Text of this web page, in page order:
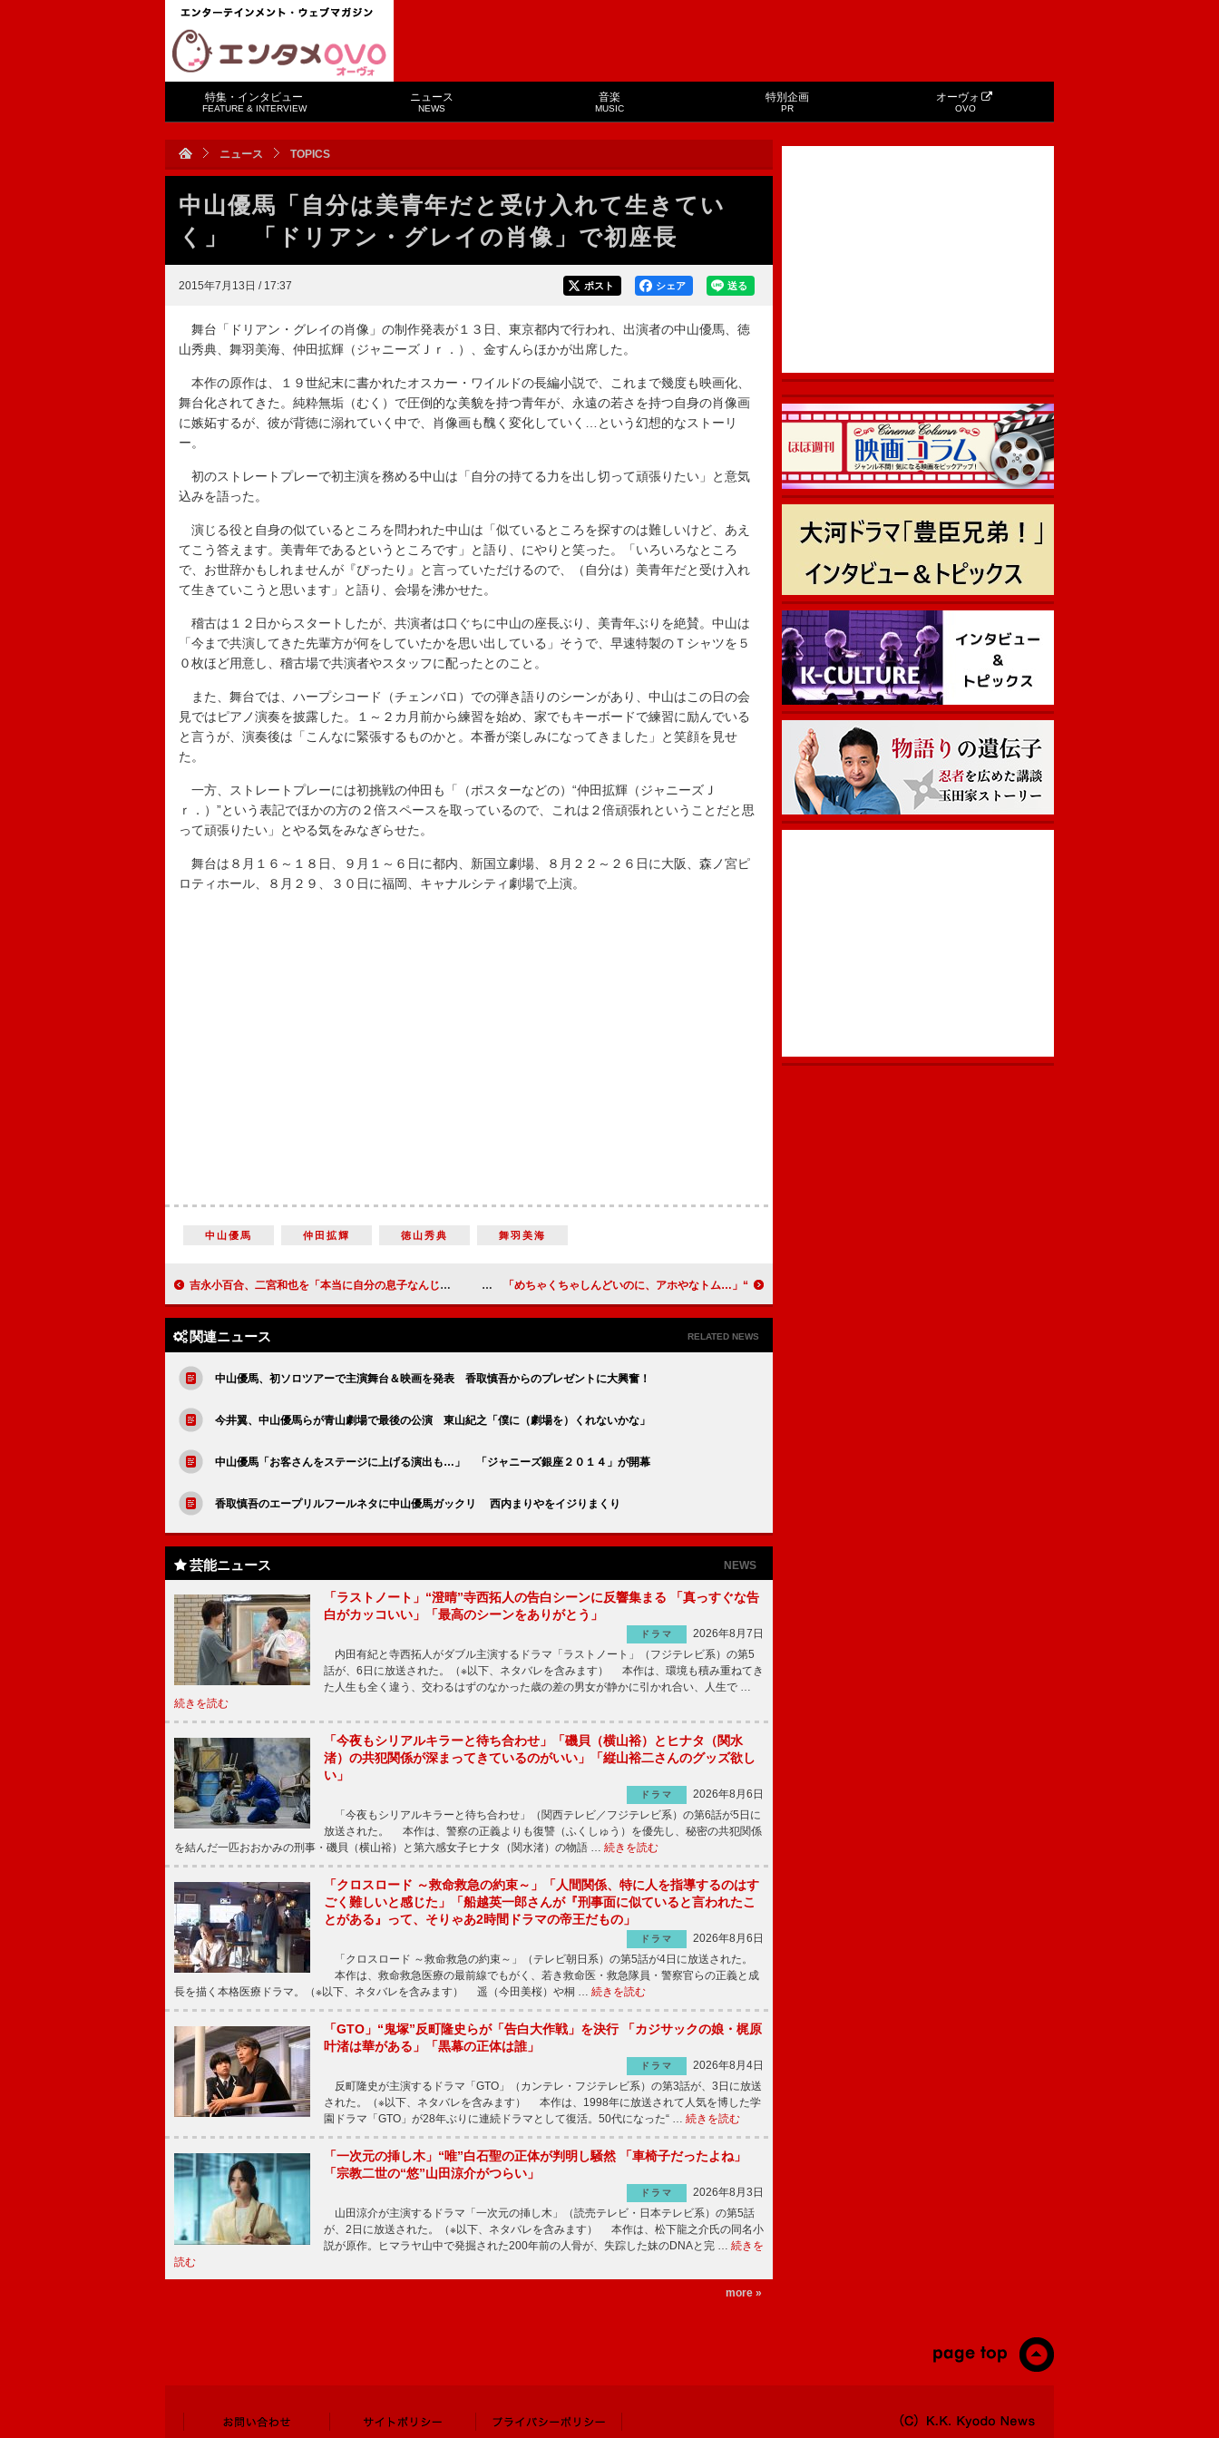
特集・インタビュー
FEATURE & INTERVIEW
ニュース
NEWS
音楽
MUSIC
特別企画
PR
オーヴォ
OVO
ニュース TOPICS
中山優馬「自分は美青年だと受け入れて生きてい
く」 「ドリアン・グレイの肖像」で初座長
2015年7月13日 / 17:37 送る
シェア
ポスト
舞台「ドリアン・グレイの肖像」の制作発表が１３日、東京都内で行われ、出演者の中山優馬、徳
山秀典、舞羽美海、仲田拡輝（ジャニーズＪｒ．）、金すんらほかが出席した。
本作の原作は、１９世紀末に書かれたオスカー・ワイルドの長編小説で、これまで幾度も映画化、
舞台化されてきた。純粋無垢（むく）で圧倒的な美貌を持つ青年が、永遠の若さを持つ自身の肖像画
に嫉妬するが、彼が背徳に溺れていく中で、肖像画も醜く変化していく…という幻想的なストーリ
ー。
初のストレートプレーで初主演を務める中山は「自分の持てる力を出し切って頑張りたい」と意気
込みを語った。
演じる役と自身の似ているところを問われた中山は「似ているところを探すのは難しいけど、あえ
てこう答えます。美青年であるというところです」と語り、にやりと笑った。「いろいろなところ
で、お世辞かもしれませんが『ぴったり』と言っていただけるので、（自分は）美青年だと受け入れ
て生きていこうと思います」と語り、会場を沸かせた。
稽古は１２日からスタートしたが、共演者は口ぐちに中山の座長ぶり、美青年ぶりを絶賛。中山は
「今まで共演してきた先輩方が何をしていたかを思い出している」そうで、早速特製のＴシャツを５
０枚ほど用意し、稽古場で共演者やスタッフに配ったとのこと。
また、舞台では、ハープシコード（チェンバロ）での弾き語りのシーンがあり、中山はこの日の会
見ではピアノ演奏を披露した。１～２カ月前から練習を始め、家でもキーボードで練習に励んでいる
と言うが、演奏後は「こんなに緊張するものかと。本番が楽しみになってきました」と笑顔を見せ
た。
一方、ストレートプレーには初挑戦の仲田も「（ポスターなどの）“仲田拡輝（ジャニーズＪ
ｒ．）”という表記でほかの方の２倍スペースを取っているので、これは２倍頑張れということだと思
って頑張りたい」とやる気をみなぎらせた。
舞台は８月１６～１８日、９月１～６日に都内、新国立劇場、８月２２～２６日に大阪、森ノ宮ピ
ロティホール、８月２９、３０日に福岡、キャナルシティ劇場で上演。
中山優馬 仲田拡輝 徳山秀典 舞羽美海
吉永小百合、二宮和也を「本当に自分の息子なんじゃないか」 山田監督「二人には時として恋人に見える甘さがある」 “ノースタント井上”トム・クルーズのアクションに挑戦 「めちゃくちゃしんどいのに、アホやなトム…」
関連ニュース RELATED NEWS
中山優馬、初ソロツアーで主演舞台＆映画を発表 香取慎吾からのプレゼントに大興奮！
今井翼、中山優馬らが青山劇場で最後の公演 東山紀之「僕に（劇場を）くれないかな」
中山優馬「お客さんをステージに上げる演出も…」 「ジャニーズ銀座２０１４」が開幕
香取慎吾のエープリルフールネタに中山優馬ガックリ 西内まりやをイジりまくり
芸能ニュース NEWS
「ラストノート」“澄晴”寺西拓人の告白シーンに反響集まる 「真っすぐな告
白がカッコいい」「最高のシーンをありがとう」
ドラマ
2026年8月7日
内田有紀と寺西拓人がダブル主演するドラマ「ラストノート」（フジテレビ系）の第5
話が、6日に放送された。（※以下、ネタバレを含みます） 本作は、環境も積み重ねてき
た人生も全く違う、交わるはずのなかった歳の差の男女が静かに引かれ合い、人生で …
続きを読む
「今夜もシリアルキラーと待ち合わせ」「磯貝（横山裕）とヒナタ（関水
渚）の共犯関係が深まってきているのがいい」「縦山裕二さんのグッズ欲し
い」
ドラマ
2026年8月6日
「今夜もシリアルキラーと待ち合わせ」（関西テレビ／フジテレビ系）の第6話が5日に
放送された。 本作は、警察の正義よりも復讐（ふくしゅう）を優先し、秘密の共犯関係
を結んだ一匹おおかみの刑事・磯貝（横山裕）と第六感女子ヒナタ（関水渚）の物語 … 続きを読む
「クロスロード ～救命救急の約束～」「人間関係、特に人を指導するのはす
ごく難しいと感じた」「船越英一郎さんが『刑事面に似ていると言われたこ
とがある』って、そりゃあ2時間ドラマの帝王だもの」
ドラマ
2026年8月6日
「クロスロード ～救命救急の約束～」（テレビ朝日系）の第5話が4日に放送された。
本作は、救命救急医療の最前線でもがく、若き救命医・救急隊員・警察官らの正義と成
長を描く本格医療ドラマ。（※以下、ネタバレを含みます） 遥（今田美桜）や桐 … 続きを読む
「GTO」“鬼塚”反町隆史らが「告白大作戦」を決行 「カジサックの娘・梶原
叶渚は華がある」「黒幕の正体は誰」
ドラマ
2026年8月4日
反町隆史が主演するドラマ「GTO」（カンテレ・フジテレビ系）の第3話が、3日に放送
された。（※以下、ネタバレを含みます） 本作は、1998年に放送されて人気を博した学
園ドラマ「GTO」が28年ぶりに連続ドラマとして復活。50代になった“ … 続きを読む
「一次元の挿し木」“唯”白石聖の正体が判明し騒然 「車椅子だったよね」
「宗教二世の“悠”山田涼介がつらい」
ドラマ
2026年8月3日
山田涼介が主演するドラマ「一次元の挿し木」（読売テレビ・日本テレビ系）の第5話
が、2日に放送された。（※以下、ネタバレを含みます） 本作は、松下龍之介氏の同名小
説が原作。ヒマラヤ山中で発掘された200年前の人骨が、失踪した妹のDNAと完 … 続きを
読む
more »